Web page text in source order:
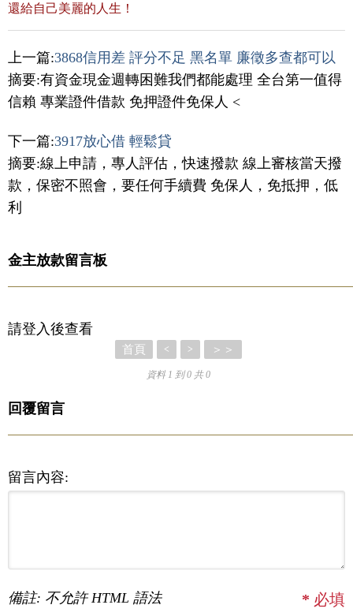
還給自己美麗的人生！
上一篇:3868信用差 評分不足 黑名單 廉徵多查都可以
摘要:有資金現金週轉困難我們都能處理 全台第一值得
信賴 專業證件借款 免押證件免保人 <
下一篇:3917放心借 輕鬆貸
摘要:線上申請，專人評估，快速撥款 線上審核當天撥
款，保密不照會，要任何手續費 免保人，免抵押，低
利
金主放款留言板
請登入後查看
首頁 < > ＞＞
資料 1 到 0 共 0
回覆留言
留言內容:
備註: 不允許 HTML 語法 * 必填